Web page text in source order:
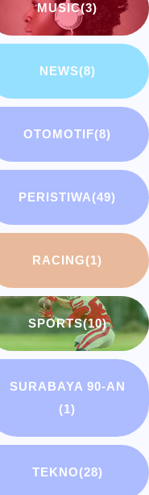
MUSIC(3)
NEWS(8)
OTOMOTIF(8)
PERISTIWA(49)
RACING(1)
SPORTS(10)
SURABAYA 90-AN
(1)
TEKNO(28)